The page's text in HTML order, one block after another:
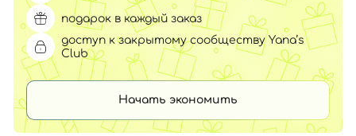
подарок в каждый заказ
доступ к закрытому сообществу Yana’s
Club
Начать экономить